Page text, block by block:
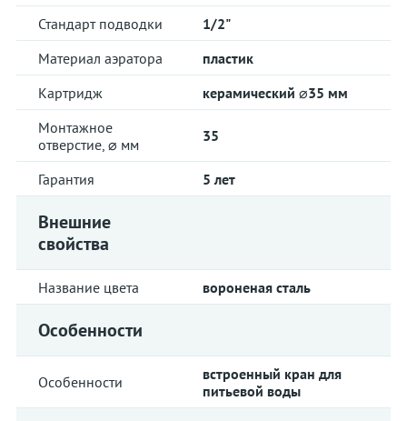
Стандарт подводки
1/2"
Материал аэратора
пластик
Картридж
керамический ⌀35 мм
Монтажное
отверстие, ⌀ мм
35
Гарантия 5 лет
Внешние
свойства
Название цвета вороненая сталь
Особенности
Особенности
встроенный кран для
питьевой воды